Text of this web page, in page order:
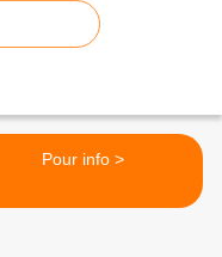
Pour info >